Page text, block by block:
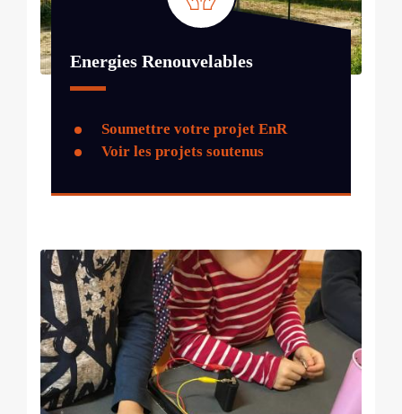
Energies Renouvelables
Soumettre votre projet EnR
Voir les projets soutenus